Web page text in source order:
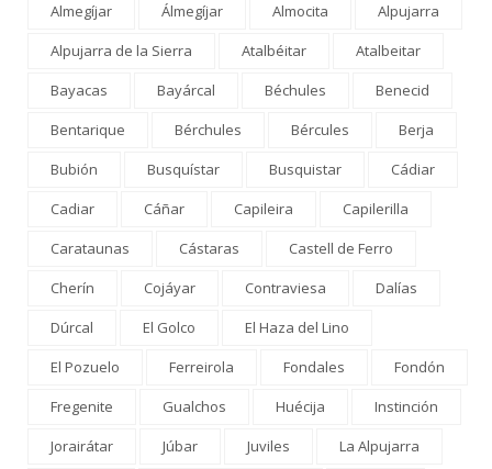
Almegíjar
Álmegíjar Almocita
Alpujarra
Alpujarra de la Sierra
Atalbéitar
Atalbeitar
Bayacas
Bayárcal Béchules
Benecid
Bentarique
Bérchules Bércules
Berja
Bubión
Busquístar Busquistar
Cádiar
Cadiar
Cáñar Capileira
Capilerilla
Carataunas
Cástaras
Castell de Ferro
Cherín
Cojáyar Contraviesa
Dalías
Dúrcal
El Golco
El Haza del Lino
El Pozuelo
Ferreirola Fondales
Fondón
Fregenite
Gualchos Huécija
Instinción
Jorairátar
Júbar Juviles
La Alpujarra